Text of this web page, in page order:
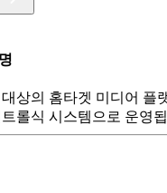
상의 홈타겟 미디어 플
롤식 시스템으로 운영